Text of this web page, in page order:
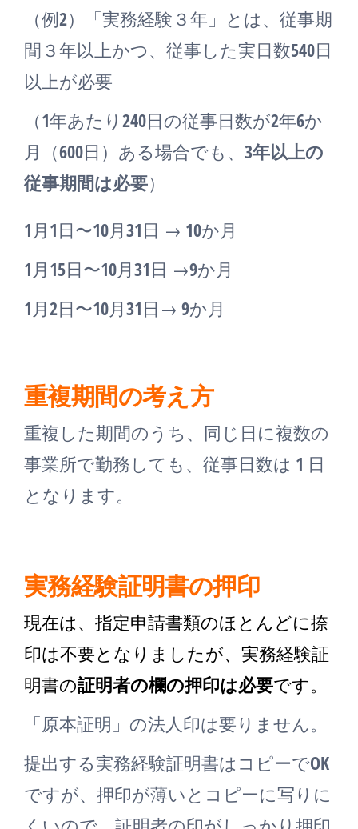
（例2）「実務経験３年」とは、従事期
間３年以上かつ、従事した実日数540日
以上が必要
（1年あたり240日の従事日数が2年6か
月（600日）ある場合でも、 3年以上の
従事期間は必要）
1月1日〜10月31日 → 10か月
1月15日〜10月31日 →9か月
1月2日〜10月31日→ 9か月
重複期間の考え方
重複した期間のうち、同じ日に複数の
事業所で勤務しても、従事日数は 1 日
となります。
実務経験証明書の押印
現在は、指定申請書類のほとんどに捺
印は不要となりましたが、実務経験証
明書の証明者の欄の押印は必要です。
「原本証明」の法人印は要りません。
提出する実務経験証明書はコピーでOK
ですが、押印が薄いとコピーに写りに